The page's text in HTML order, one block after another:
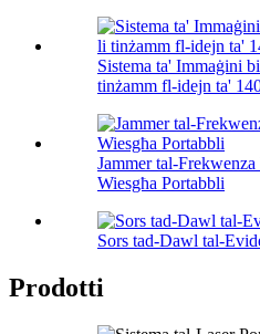
Sistema ta' Immaġini
tinżamm fl-idejn ta'
Jammer tal-
Wiesgħa Portabbli
Sors tad-Dawl tal-
Prodotti